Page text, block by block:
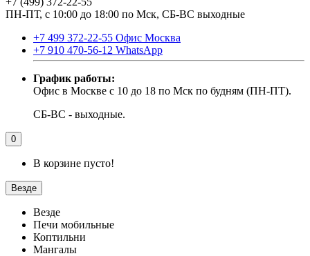
ПН-ПТ, с 10:00 до 18:00 по Мск, СБ-ВС выходные
+7 499 372-22-55 Офис Москва
+7 910 470-56-12 WhatsApp
График работы:
Офис в Москве с 10 до 18 по Мск по будням (ПН-ПТ).
СБ-ВС - выходные.
0
В корзине пусто!
Везде
Везде
Печи мобильные
Коптильни
Мангалы